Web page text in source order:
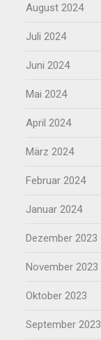
August 2024
Juli 2024
Juni 2024
Mai 2024
April 2024
März 2024
Februar 2024
Januar 2024
Dezember 2023
November 2023
Oktober 2023
September 2023